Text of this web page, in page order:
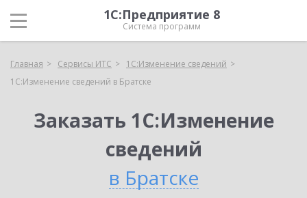
1С:Предприятие 8
Система программ
Главная Сервисы ИТС
1С:Изменение сведений
1С:Изменение сведений в Братске
Заказать 1С:Изменение
сведений
в Братске